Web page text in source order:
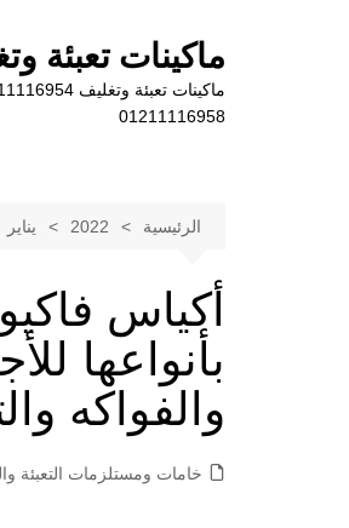
ماكينات تعبئة
01211116958
الرئيسية 2022 يناير
أكياس
بأنواعها
والفواكه
خامات ومستلزمات التعبئة